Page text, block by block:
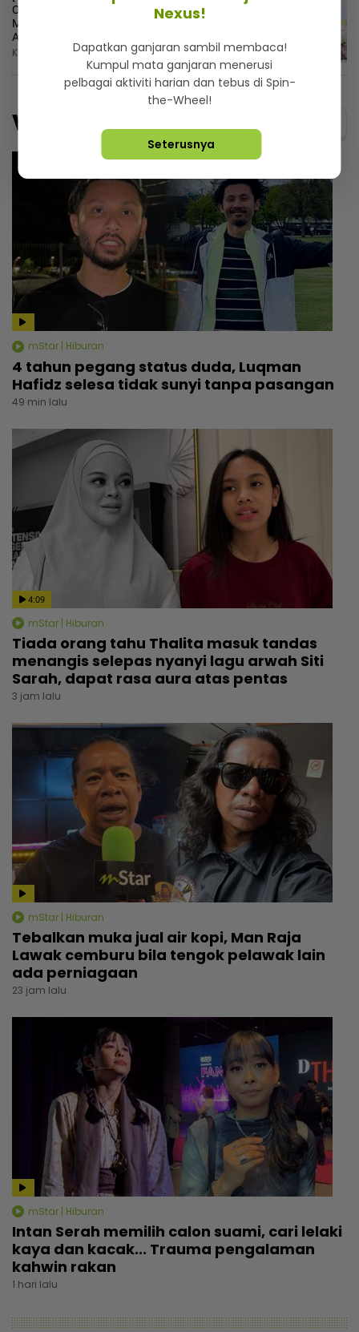
Ogos...Suami enggan beralah, Syida
Melvin terpaksa balik kampung sejak
Aidilfitri lalu
Khamis, 6 Ogos 2026 1:45 PM
Video
mStar | Hiburan
4 tahun pegang status duda, Luqman
Hafidz selesa tidak sunyi tanpa pasangan
49 min lalu
4:09
mStar | Hiburan
Tiada orang tahu Thalita masuk tandas
menangis selepas nyanyi lagu arwah Siti
Sarah, dapat rasa aura atas pentas
3 jam lalu
mStar | Hiburan
Tebalkan muka jual air kopi, Man Raja
Lawak cemburu bila tengok pelawak lain
ada perniagaan
23 jam lalu
mStar | Hiburan
Intan Serah memilih calon suami, cari lelaki
kaya dan kacak... Trauma pengalaman
kahwin rakan
1 hari lalu
Nexus!
Dapatkan ganjaran sambil membaca!
Kumpul mata ganjaran menerusi
pelbagai aktiviti harian dan tebus di Spin-
the-Wheel!
Seterusnya